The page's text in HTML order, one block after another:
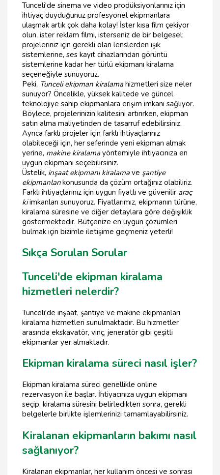
Tunceli'de sinema ve video prodüksiyonlarınız için
ihtiyaç duyduğunuz profesyonel ekipmanlara
ulaşmak artık çok daha kolay! İster kısa film çekiyor
olun, ister reklam filmi, isterseniz de bir belgesel;
projeleriniz için gerekli olan lenslerden ışık
sistemlerine, ses kayıt cihazlarından görüntü
sistemlerine kadar her türlü ekipmanı kiralama
seçeneğiyle sunuyoruz.
Peki, Tunceli ekipman kiralamahizmetleri size neler
sunuyor? Öncelikle, yüksek kalitede ve güncel
teknolojiye sahip ekipmanlara erişim imkanı sağlıyor.
Böylece, projelerinizin kalitesini artırırken, ekipman
satın alma maliyetinden de tasarruf edebilirsiniz.
Ayrıca farklı projeler için farklı ihtiyaçlarınız
olabileceği için, her seferinde yeni ekipman almak
yerine, makine kiralamayöntemiyle ihtiyacınıza en
uygun ekipmanı seçebilirsiniz.
Üstelik, inşaat ekipmanı kiralamave şantiye
ekipmanlarıkonusunda da çözüm ortağınız olabiliriz.
Farklı ihtiyaçlarınız için uygun fiyatlı ve güvenilir araç
kiimkanları sunuyoruz. Fiyatlarımız, ekipmanın türüne,
kiralama süresine ve diğer detaylara göre değişiklik
göstermektedir. Bütçenize en uygun çözümleri
bulmak için bizimle iletişime geçmeniz yeterli!
Sıkça Sorulan Sorular
Tunceli'de ekipman kiralama
hizmetleri nelerdir?
Tunceli'de inşaat, şantiye ve makine ekipmanları
kiralama hizmetleri sunulmaktadır. Bu hizmetler
arasında ekskavatör, vinç, jeneratör gibi çeşitli
ekipmanlar yer almaktadır.
Ekipman kiralama süreci nasıl işler?
Ekipman kiralama süreci genellikle online
rezervasyon ile başlar. İhtiyacınıza uygun ekipmanı
seçip, kiralama süresini belirledikten sonra, gerekli
belgelerle birlikte işlemlerinizi tamamlayabilirsiniz.
Kiralanan ekipmanların bakımı nasıl
sağlanıyor?
Kiralanan ekipmanlar, her kullanım öncesi ve sonrası